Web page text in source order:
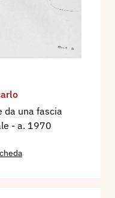
da una fascia
- a. 1970